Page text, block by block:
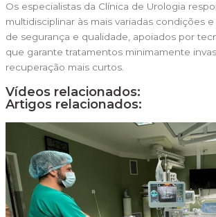
Os especialistas da Clínica de Urologia
multidisciplinar às mais variadas condições
de segurança e qualidade, apoiados por
que garante tratamentos minimamente
recuperação mais curtos.
Vídeos relacionados:
Artigos relacionados: